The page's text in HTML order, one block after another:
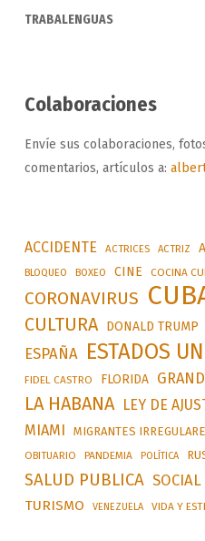
TRABALENGUAS
Colaboraciones
Envíe sus colaboraciones,
comentarios, artículos a:
ACCIDENTE ACTRICES ACTRIZ
BLOQUEO BOXEO CINE COCINA
CORONAVIRUS
CULTURA DONALD TRUMP
ESPAÑA ESTADOS
FIDEL CASTRO FLORIDA
LA HABANA LEY DE
MIAMI MIGRANTES
OBITUARIO PANDEMIA POLÍTICA
SALUD PUBLICA SOCIAL
TURISMO VENEZUELA VIDA Y